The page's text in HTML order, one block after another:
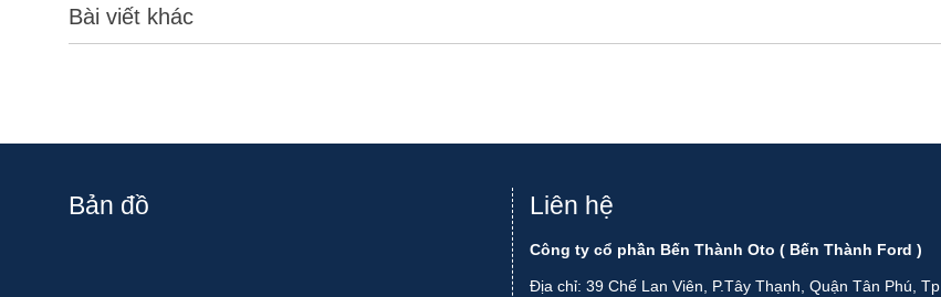
Bài viết khác
Bản đồ Liên hệ
Công ty cổ phần Bến Thành Oto ( Bến Thành Ford )
Địa chỉ: 39 Chế Lan Viên, P.Tây Thạnh, Quận Tân Phú, Tp